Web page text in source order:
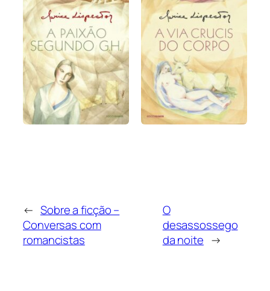
← Sobre a ficção –
Conversas com
romancistas
O
desassossego
da noite →